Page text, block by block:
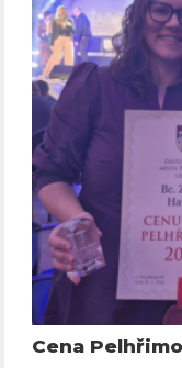
Cena